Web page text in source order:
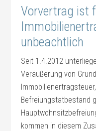
Vorvertrag ist
unbeachtlich
Seit 1.4.2012
Veräußerung von
Befreiungstatbestand
kommen in diesem